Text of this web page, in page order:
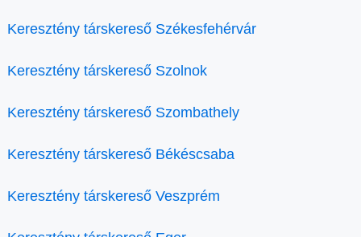
Keresztény társkereső Székesfehérvár
Keresztény társkereső Szolnok
Keresztény társkereső Szombathely
Keresztény társkereső Békéscsaba
Keresztény társkereső Veszprém